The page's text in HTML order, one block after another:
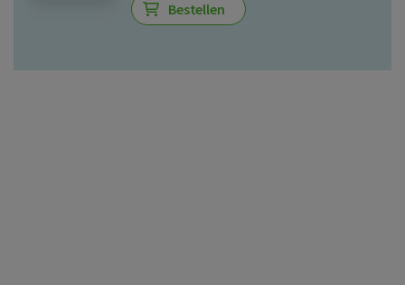
Bestellen